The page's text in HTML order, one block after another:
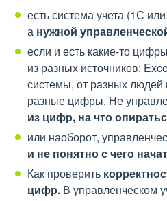
есть система учета (1С
а нужной
если и есть какие-то
из разных источников:
системы, от разных людей
разные цифры. Не
из цифр, на что
или наоборот,
и не понятно с чего
Как проверить
цифр. В управленческом